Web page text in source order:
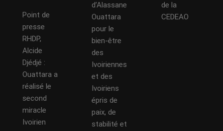
Point de
presse
RHDP,
Alcide
Djédjé :
Ouattara a
réalisé le
second
miracle
Ivoirien
d’Alassane
Ouattara
pour le
bien-être
des
Ivoiriennes
et des
Ivoiriens
épris de
paix, de
stabilité et
de la
CEDEAO